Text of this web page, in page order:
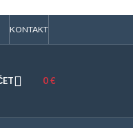
KONTAKT
0€